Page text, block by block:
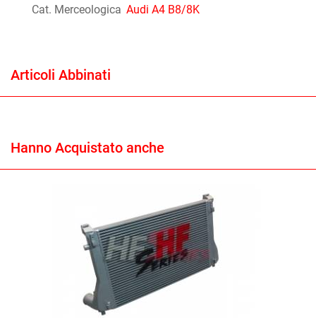
Cat. Merceologica Audi A4 B8/8K
Articoli Abbinati
Hanno Acquistato anche